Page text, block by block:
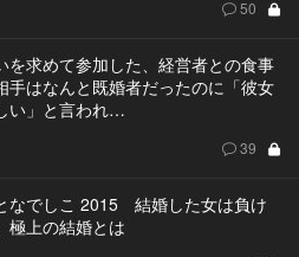
50
を求めて参加した、経営者との食事
手はなんと既婚者だったのに「彼女
い」と言われ…
39
なでしこ 2015 結婚した女は負け
極上の結婚とは